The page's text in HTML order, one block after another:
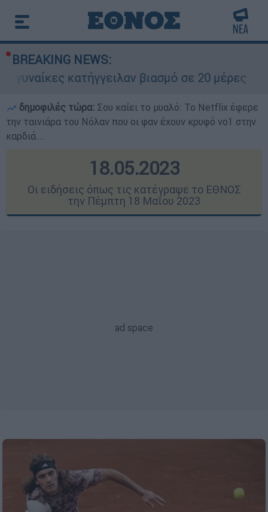
BREAKING NEWS:
βιασμό σε 20 μέρες
δημοφιλές τώρα: Σου καίει το μυαλό: Το Netflix έφερε
την ταινιάρα του Νόλαν που οι φαν έχουν κρυφό νο1 στην
καρδιά...
18.05.2023
Οι ειδήσεις όπως τις κατέγραψε το ΕΘΝΟΣ
την Πέμπτη 18 Μαΐου 2023